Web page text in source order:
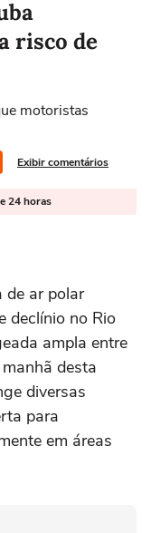
risco de
motoristas
Exibir comentários
24 horas
de ar polar
declínio no Rio
ampla entre
desta
diversas
para
em áreas